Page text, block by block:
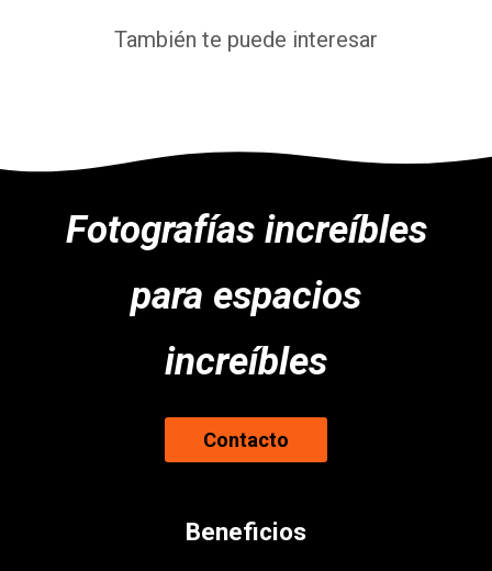
También te puede interesar
Fotografías increíbles
para espacios
increíbles
Contacto
Beneficios